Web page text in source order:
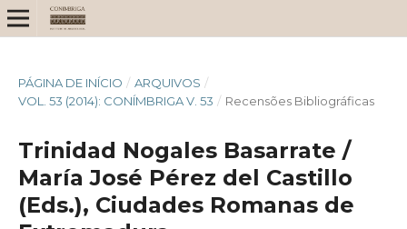
PÁGINA DE INÍCIO / ARQUIVOS /
VOL. 53 (2014): CONÍMBRIGA V. 53 / Recensões Bibliográficas
Trinidad Nogales Basarrate /
María José Pérez del Castillo
(Eds.), Ciudades Romanas de